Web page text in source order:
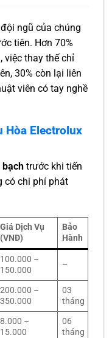
ngũ của chúng
tiên. Hơn 70%
việc thay thế chỉ
30% còn lại liên
viên có tay nghề
Hòa Electrolux
bạch trước khi tiến
có chi phí phát
Giá Dịch Vụ
(VNĐ)
Bảo
Hành
100.000 –
150.000
–
200.000 –
350.000
03
tháng
8.000 –
15.000
06
tháng